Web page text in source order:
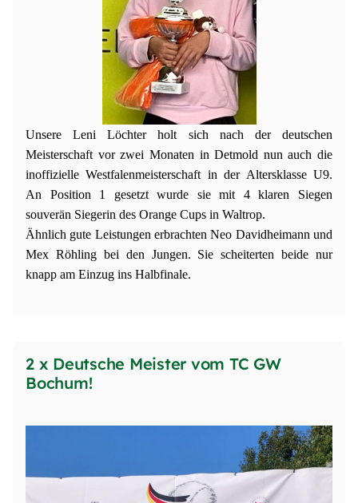
Unsere Leni Löchter holt sich nach der deutschen
Meisterschaft vor zwei Monaten in Detmold nun auch die
inoffizielle Westfalenmeisterschaft in der Altersklasse U9.
An Position 1 gesetzt wurde sie mit 4 klaren Siegen
souverän Siegerin des Orange Cups in Waltrop.
Ähnlich gute Leistungen erbrachten Neo Davidheimann und
Mex Röhling bei den Jungen. Sie scheiterten beide nur
knapp am Einzug ins Halbfinale.
2 x Deutsche Meister vom TC GW
Bochum!